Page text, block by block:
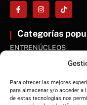
Para ofrecer las mejores
para almacenar y/o acceder a
de estas tecnologías nos
Categorías
ENTRENÚCLEOS
Andalucía
Internacional